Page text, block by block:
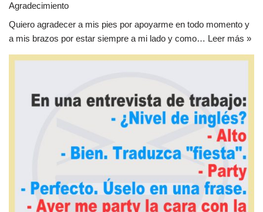
Agradecimiento
Quiero agradecer a mis pies por apoyarme en todo momento y
a mis brazos por estar siempre a mi lado y como… Leer más »